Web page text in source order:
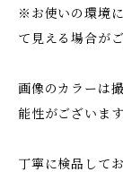
※お使いの環境
て見える場合がご
画像のカラーは
能性がございます
丁寧に検品して